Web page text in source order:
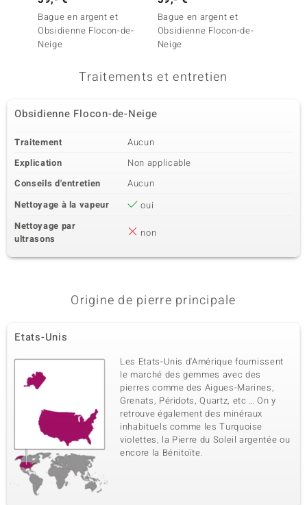
Bague en argent et
Obsidienne Flocon-de-
Neige
Bague en argent et
Obsidienne Flocon-de-
Neige
Traitements et entretien
Obsidienne Flocon-de-Neige
Traitement
Aucun
Explication
Non applicable
Conseils d'entretien
Aucun
Nettoyage à la vapeur
oui
Nettoyage par
ultrasons
non
Origine de pierre principale
Etats-Unis
Les Etats-Unis d'Amérique fournissent
le marché des gemmes avec des
pierres comme des Aigues-Marines,
Grenats, Péridots, Quartz, etc … On y
retrouve également des minéraux
inhabituels comme les Turquoise
violettes, la Pierre du Soleil argentée ou
encore la Bénitoïte.